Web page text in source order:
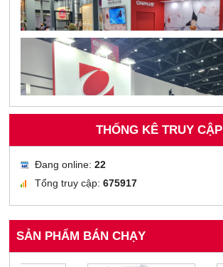
THỐNG KÊ TRUY CẬP
Đang online:22
Tổng truy cập:675917
SẢN PHẨM BÁN CHẠY